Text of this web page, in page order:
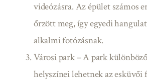
videózásra. Az épület számos
őrzött meg, így egyedi
alkalmi fotózásnak.
Városi park – A park
helyszínei lehetnek az esküvői